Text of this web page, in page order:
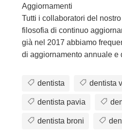
Aggiornamenti
Tutti i collaboratori del
filosofia di continuo
già nel 2017 abbiamo
di aggiornamento annuale e
dentista dentista
dentista pavia
dentista broni